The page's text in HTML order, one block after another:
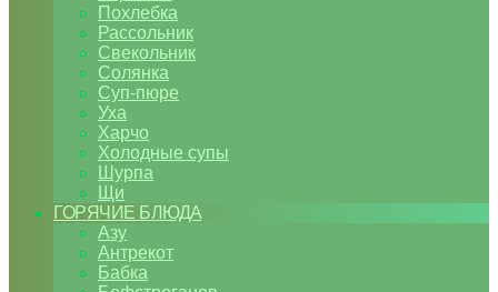
Похлебка
Рассольник
Свекольник
Солянка
Суп-пюре
Уха
Харчо
Холодные супы
Шурпа
Щи
ГОРЯЧИЕ БЛЮДА
Азу
Антрекот
Бабка